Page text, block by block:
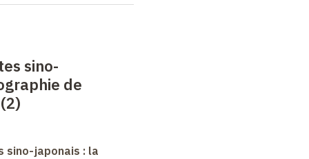
sino-
de
sino-japonais : la